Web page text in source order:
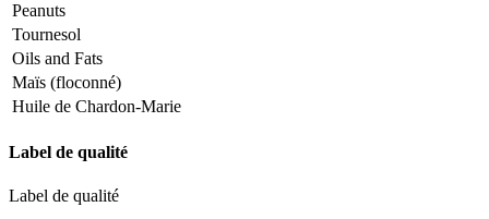
Peanuts
Tournesol
Oils and Fats
Maïs (floconné)
Huile de Chardon-Marie
Label de qualité
Label de qualité